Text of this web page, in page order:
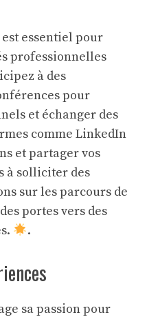
essentiel pour
professionnelles
à des
pour
et échanger des
comme LinkedIn
et partager vos
à solliciter des
sur les parcours de
portes vers des
.
sa passion pour